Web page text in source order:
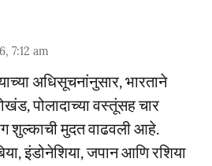
7:12 am
अधिसूचनांनुसार, भारताने
पोलादाच्या वस्तूंसह चार
शुल्काची मुदत वाढवली आहे.
इंडोनेशिया, जपान आणि रशिया